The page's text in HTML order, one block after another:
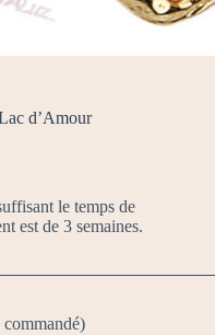
d’Amour
le temps de
est de 3 semaines.